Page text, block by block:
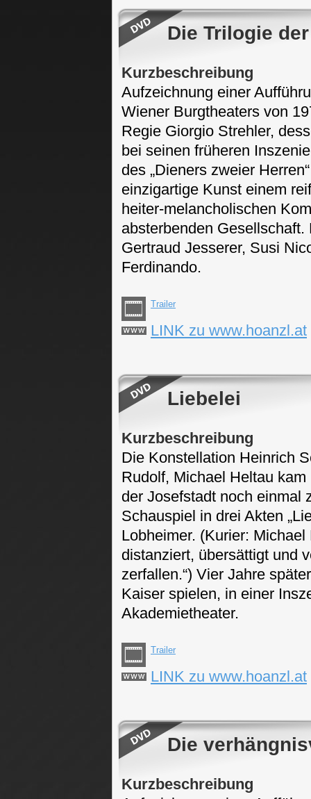
Die Trilogie
Kurzbeschreibung
Aufzeichnung einer
Wiener Burgtheaters von
Regie Giorgio Strehler,
bei seinen früheren
des „Dieners zweier
einzigartige Kunst einem
heiter-melancholischen
absterbenden
Gertraud Jesserer, Susi
Ferdinando.
Trailer
LINK zu www.hoanzl.at
Liebelei
Kurzbeschreibung
Die Konstellation Heinrich
Rudolf, Michael Heltau
der Josefstadt noch einmal
Schauspiel in drei Akten
Lobheimer. (Kurier:
distanziert, übersättigt und
zerfallen.“) Vier Jahre
Kaiser spielen, in einer
Akademietheater.
Trailer
LINK zu www.hoanzl.at
Die
Kurzbeschreibung